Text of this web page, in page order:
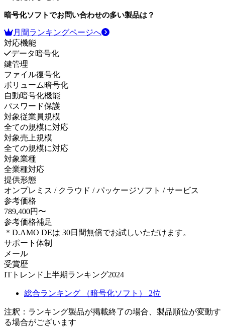
暗号化ソフトでお問い合わせの多い製品は？
月間ランキングページへ
対応機能
データ暗号化
鍵管理
ファイル復号化
ボリューム暗号化
自動暗号化機能
パスワード保護
対象従業員規模
全ての規模に対応
対象売上規模
全ての規模に対応
対象業種
全業種対応
提供形態
オンプレミス / クラウド / パッケージソフト / サービス
参考価格
789,400円〜
参考価格補足
＊D.AMO DEは 30日間無償でお試しいただけます。
サポート体制
メール
受賞歴
ITトレンド上半期ランキング2024
総合ランキング （暗号化ソフト） 2位
注釈：ランキング製品が掲載終了の場合、製品順位が変動す
る場合がございます